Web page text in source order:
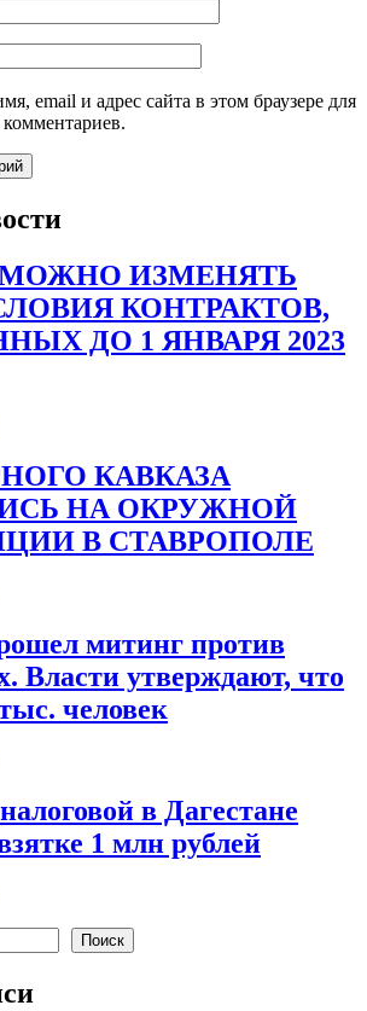
email и адрес сайта в этом браузере для
МОЖНО ИЗМЕНЯТЬ
КОНТРАКТОВ,
ДО 1 ЯНВАРЯ 2023
КАВКАЗА
НА ОКРУЖНОЙ
В СТАВРОПОЛЕ
митинг против
Власти утверждают, что
человек
в Дагестане
1 млн рублей
Поиск